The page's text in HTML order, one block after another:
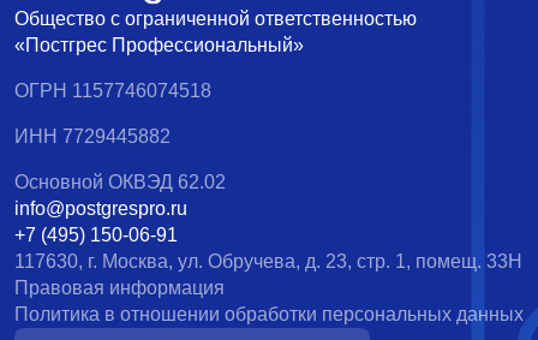
Общество с ограниченной ответственностью
«Постгрес Профессиональный»
ОГРН 1157746074518
ИНН 7729445882
Основной ОКВЭД 62.02
info@postgrespro.ru
+7 (495) 150-06-91
117630, г. Москва, ул. Обручева, д. 23, стр. 1, помещ. 33Н
Правовая информация
Политика в отношении обработки персональных данных